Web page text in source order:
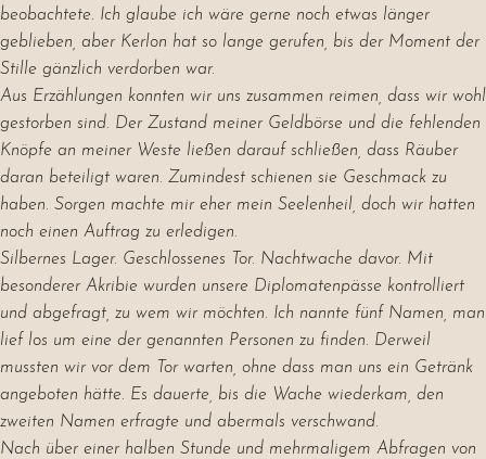
beobachtete. Ich glaube ich wäre gerne noch etwas länger
geblieben, aber Kerlon hat so lange gerufen, bis der Moment der
Stille gänzlich verdorben war.
Aus Erzählungen konnten wir uns zusammen reimen, dass wir wohl
gestorben sind. Der Zustand meiner Geldbörse und die fehlenden
Knöpfe an meiner Weste ließen darauf schließen, dass Räuber
daran beteiligt waren. Zumindest schienen sie Geschmack zu
haben. Sorgen machte mir eher mein Seelenheil, doch wir hatten
noch einen Auftrag zu erledigen.
Silbernes Lager. Geschlossenes Tor. Nachtwache davor. Mit
besonderer Akribie wurden unsere Diplomatenpässe kontrolliert
und abgefragt, zu wem wir möchten. Ich nannte fünf Namen, man
lief los um eine der genannten Personen zu finden. Derweil
mussten wir vor dem Tor warten, ohne dass man uns ein Getränk
angeboten hätte. Es dauerte, bis die Wache wiederkam, den
zweiten Namen erfragte und abermals verschwand.
Nach über einer halben Stunde und mehrmaligem Abfragen von